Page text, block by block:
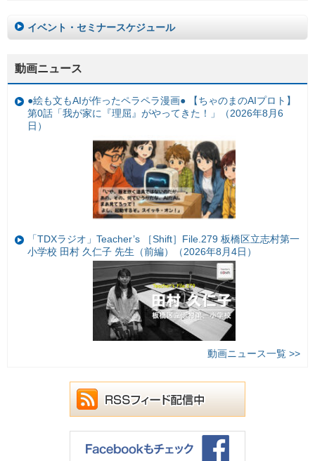
イベント・セミナースケジュール
動画ニュース
●絵も文もAIが作ったペラペラ漫画● 【ちゃのまのAIプロト】
第0話「我が家に『理屈』がやってきた！」（2026年8月6
日）
「TDXラジオ」Teacher’s ［Shift］File.279 板橋区立志村第一
小学校 田村 久仁子 先生（前編）（2026年8月4日）
動画ニュース一覧 >>